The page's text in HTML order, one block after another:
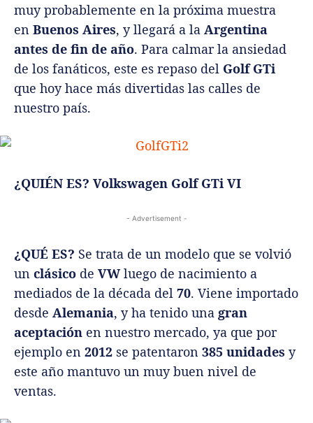
muy probablemente en la próxima muestra
en Buenos Aires, y llegará a la Argentina
antes de fin de año. Para calmar la ansiedad
de los fanáticos, este es repaso del Golf GTi
que hoy hace más divertidas las calles de
nuestro país.
¿QUIÉN ES? Volkswagen Golf GTi VI
- Advertisement -
¿QUÉ ES? Se trata de un modelo que se volvió
un clásico de VWluego de nacimiento a
mediados de la década del 70. Viene importado
desde Alemania, y ha tenido una gran
aceptación en nuestro mercado, ya que por
ejemplo en 2012 se patentaron 385 unidades y
este año mantuvo un muy buen nivel de
ventas.